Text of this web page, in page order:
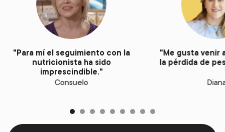
"Para mí el seguimiento con la
nutricionista ha sido
imprescindible."
Consuelo
"Me gusta venir
la pérdida de